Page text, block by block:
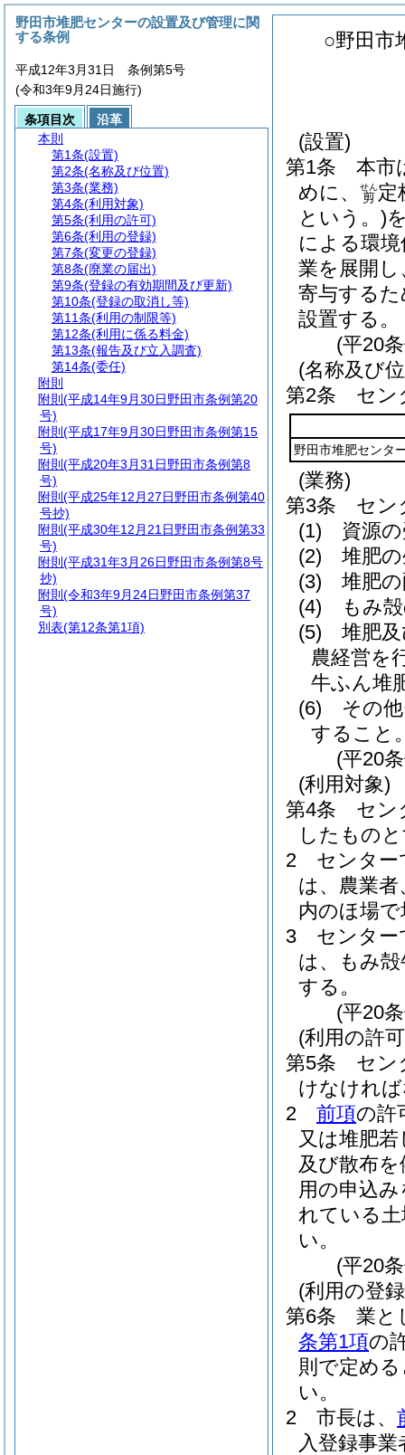
○野田市
(設置)
第1条
本市
めに、
剪
せん定
という。)
による環
業を展開
寄与する
設置する。
(平20
(名称及び
第2条
セン
野田市堆肥センタ
(業務)
第3条
セン
(1)
資源
(2)
堆肥
(3)
堆肥
(4)
もみ
(5)
堆肥
農経営を
牛ふん堆
(6)
その
すること
(平20
(利用対象)
第4条
セン
したもの
2
センター
は、農業
内のほ場
3
センター
は、もみ
する。
(平20
(利用の許
第5条
セン
けなけれ
2
前項の許
又は堆肥
及び散布
用の申込
れている
い。
(平20
(利用の登
第6条
業と
条第1項の
則で定め
い。
2
市長は、
入登録事
野田市堆肥センターの設置及び管理に関
する条例
平成12年3月31日 条例第5号
(令和3年9月24日施行)
条項目次
沿革
本則
第1条(設置)
第2条(名称及び位置)
第3条(業務)
第4条(利用対象)
第5条(利用の許可)
第6条(利用の登録)
第7条(変更の登録)
第8条(廃業の届出)
第9条(登録の有効期間及び更新)
第10条(登録の取消し等)
第11条(利用の制限等)
第12条(利用に係る料金)
第13条(報告及び立入調査)
第14条(委任)
附則
附則 (平成14年9月30日野田市条例第20
号)
附則 (平成17年9月30日野田市条例第15
号)
附則 (平成20年3月31日野田市条例第8
号)
附則 (平成25年12月27日野田市条例第40
号抄)
附則 (平成30年12月21日野田市条例第33
号)
附則 (平成31年3月26日野田市条例第8号
抄)
附則 (令和3年9月24日野田市条例第37
号)
別表(第12条第1項)